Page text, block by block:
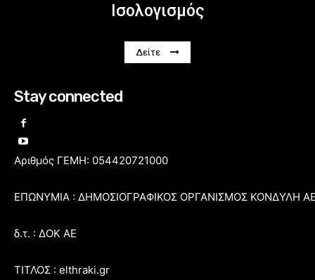
Ισολογισμός
Δείτε
Stay connected
Αριθμός ΓΕΜΗ: 054420721000
ΕΠΩΝΥΜΙΑ : ΔΗΜΟΣΙΟΓΡΑΦΙΚΟΣ ΟΡΓΑΝΙΣΜΟΣ ΚΟΝΔΥΛΗ
δ.τ. : ΔΟΚ ΑΕ
ΤΙΤΛΟΣ : elthraki.gr